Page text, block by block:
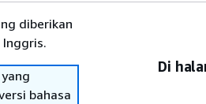
diberikan
bahasa
Di